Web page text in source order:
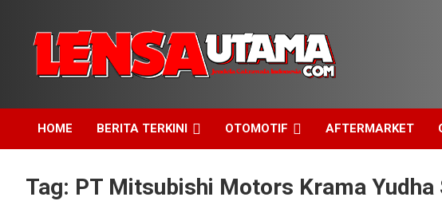
content
LensaUtama
HOME BERITA TERKINI OTOMOTIF AFTERMARKET
Tag: PT Mitsubishi Motors Krama